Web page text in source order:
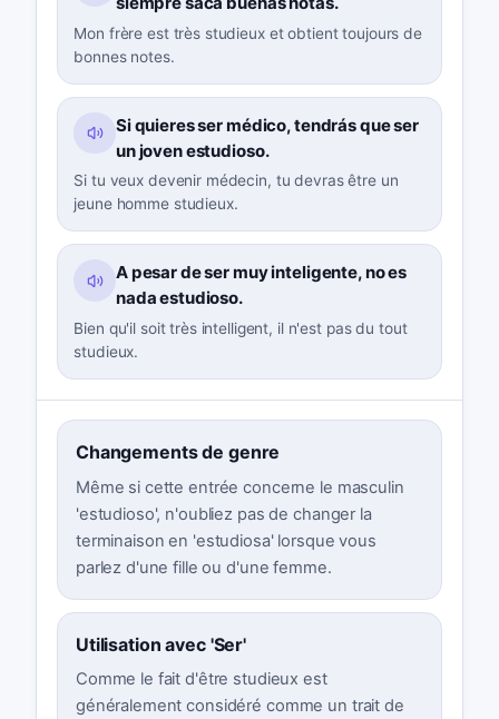
Mon frère est très studieux et obtient toujours de
bonnes notes.
Si quieres ser médico, tendrás que ser
un joven estudioso.
Si tu veux devenir médecin, tu devras être un
jeune homme studieux.
A pesar de ser muy inteligente, no es
nada estudioso.
Bien qu'il soit très intelligent, il n'est pas du tout
studieux.
Changements de genre
Même si cette entrée concerne le masculin
'estudioso', n'oubliez pas de changer la
terminaison en 'estudiosa' lorsque vous
parlez d'une fille ou d'une femme.
Utilisation avec 'Ser'
Comme le fait d'être studieux est
généralement considéré comme un trait de